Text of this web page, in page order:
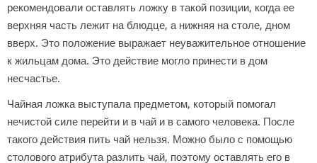
рекомендовали оставлять ложку в такой позиции, когда ее
верхняя часть лежит на блюдце, а нижняя на столе, дном
вверх. Это положение выражает неуважительное отношение
к жильцам дома. Это действие могло принести в дом
несчастье.
Чайная ложка выступала предметом, который помогал
нечистой силе перейти и в чай и в самого человека. После
такого действия пить чай нельзя. Можно было с помощью
столового атрибута разлить чай, поэтому оставлять его в